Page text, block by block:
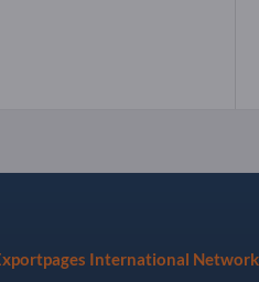
International Network